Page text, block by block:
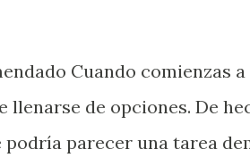
Cuando comienzas
llenarse de opciones. De
parecer una tarea